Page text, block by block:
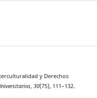
y Derechos
, 30(75), 111–132.